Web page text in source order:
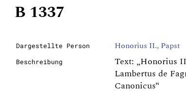
B 1337
Dargestellte Person Honorius II., Papst
Beschreibung
Text: „Honorius
Lambertus de
Canonicus“